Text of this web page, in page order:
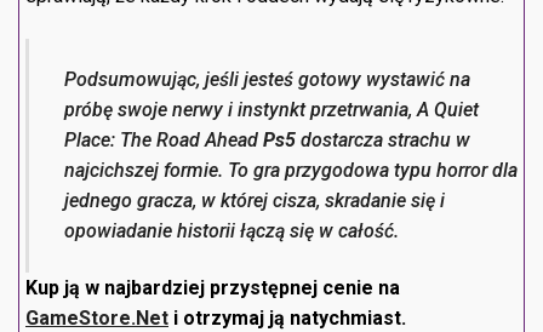
Podsumowując, jeśli jesteś gotowy wystawić na
próbę swoje nerwy i instynkt przetrwania, A Quiet
Place: The Road Ahead Ps5dostarcza strachu w
najcichszej formie. To gra przygodowa typu horror dla
jednego gracza, w której cisza, skradanie się i
opowiadanie historii łączą się w całość.
Kup ją w najbardziej przystępnej cenie na
GameStore.Net i otrzymaj ją natychmiast.